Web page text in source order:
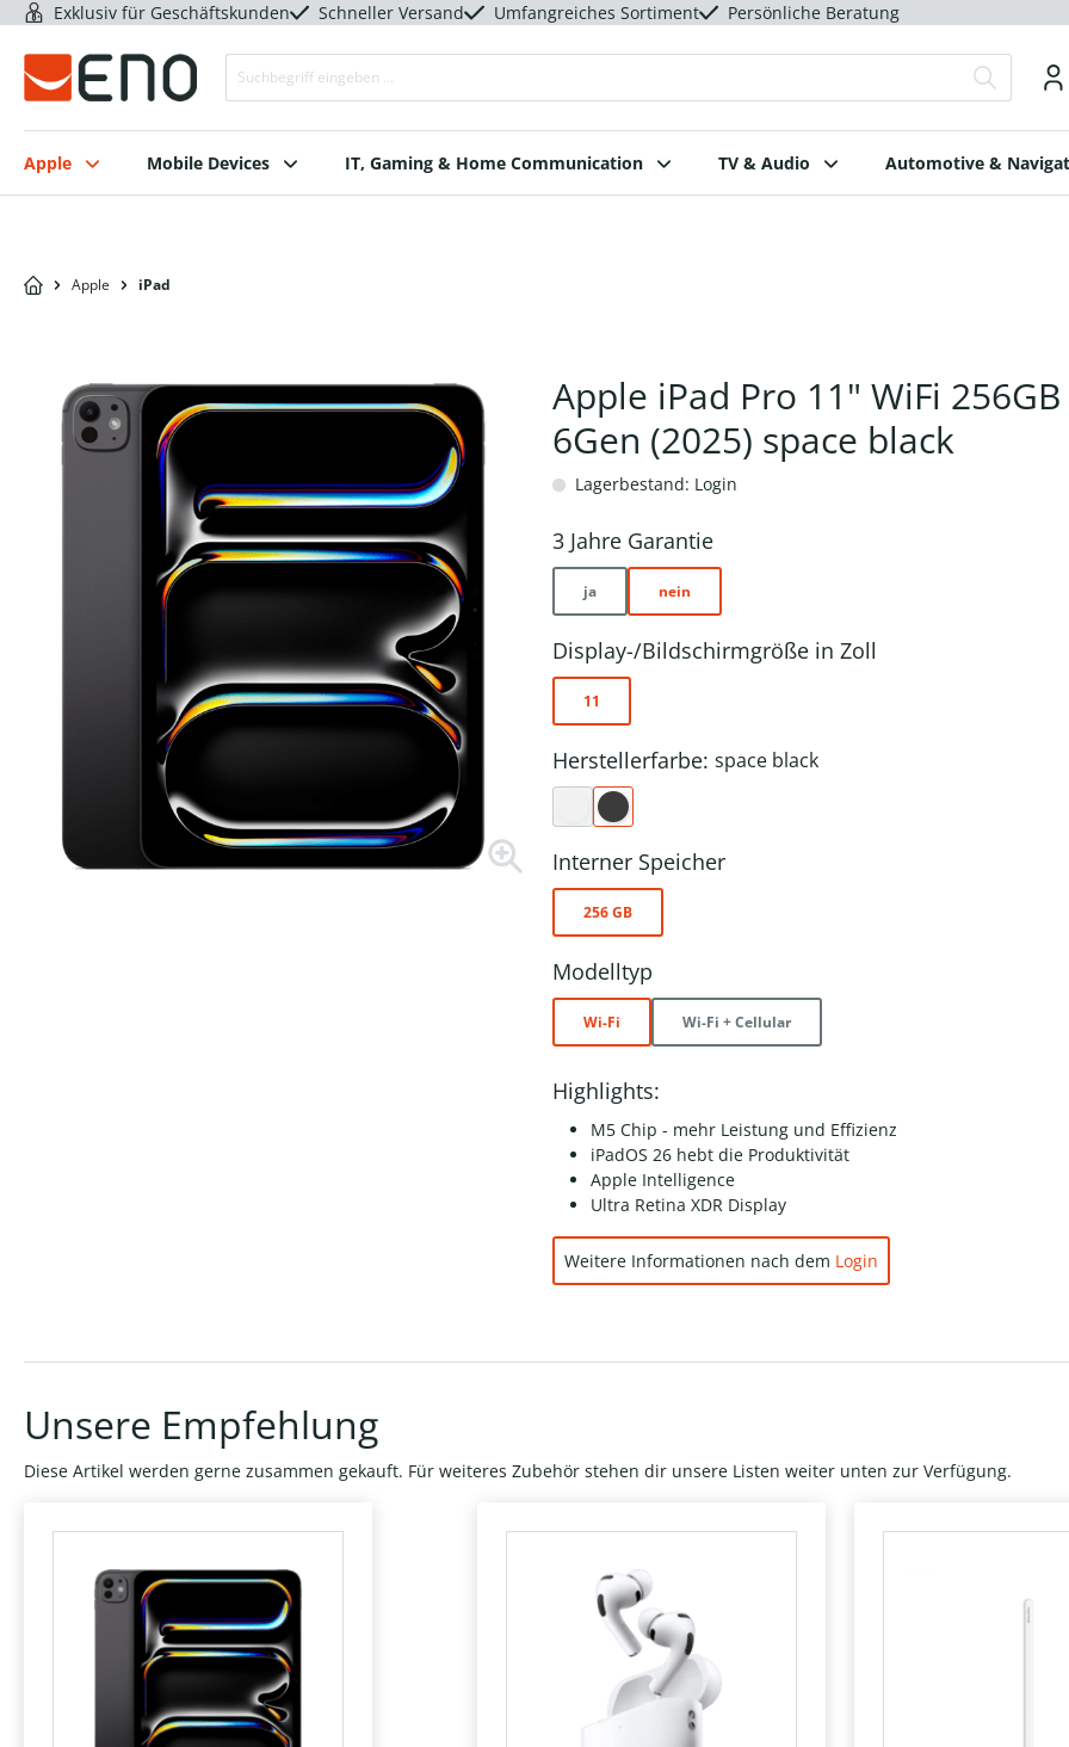
Exklusiv für Geschäftskunden Schneller Versand Umfangreiches Sortiment Persönliche Beratung
Apple Mobile Devices IT, Gaming & Home Communication TV & Audio Automotive &
Apple iPad
Apple iPad Pro 11" WiFi 256GB
6Gen (2025) space black
Lagerbestand: Login
3 Jahre Garantie
ja nein
Display-/Bildschirmgröße in Zoll
11
Herstellerfarbe: space black
Interner Speicher
256 GB
Modelltyp
Wi-Fi Wi-Fi + Cellular
Highlights:
M5 Chip - mehr Leistung und Effizienz
iPadOS 26 hebt die Produktivität
Apple Intelligence
Ultra Retina XDR Display
Weitere Informationen nach dem Login
Unsere Empfehlung
Diese Artikel werden gerne zusammen gekauft. Für weiteres Zubehör stehen dir unsere Listen weiter unten zur Verfügung.